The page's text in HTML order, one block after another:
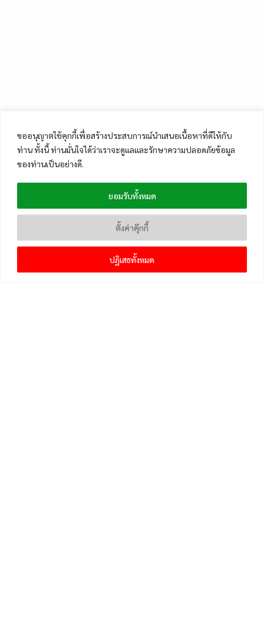
ขออนุญาตใช้คุกกี้เพื่อสร้างประสบการณ์นำเสนอเนื้อหาที่ดีให้กับ
ท่าน ทั้งนี้ ท่านมั่นใจได้ว่าเราจะดูแลและรักษาความปลอดภัยข้อมูล
ของท่านเป็นอย่างดี.
ตั้งค่าคุ๊กกี้
ปฏิเสธทั้งหมด
ยอมรับทั้งหมด